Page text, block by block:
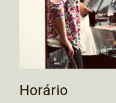
Horário